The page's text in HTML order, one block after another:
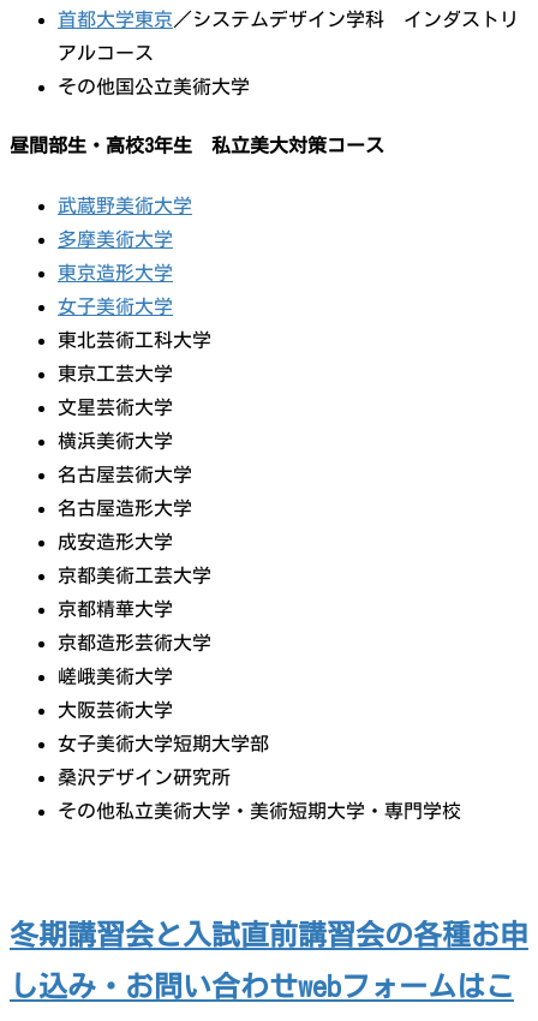
首都大学東京 ／システムデザイン学科 インダストリ
アルコース
その他国公立美術大学
昼間部生・高校3年生 私立美大対策コース
武蔵野美術大学
多摩美術大学
東京造形大学
女子美術大学
東北芸術工科大学
東京工芸大学
文星芸術大学
横浜美術大学
名古屋芸術大学
名古屋造形大学
成安造形大学
京都美術工芸大学
京都精華大学
京都造形芸術大学
嵯峨美術大学
大阪芸術大学
女子美術大学短期大学部
桑沢デザイン研究所
その他私立美術大学・美術短期大学・専門学校
冬期講習会と入試直前講習会の各種お申
し込み・お問い合わせwebフォームはこ